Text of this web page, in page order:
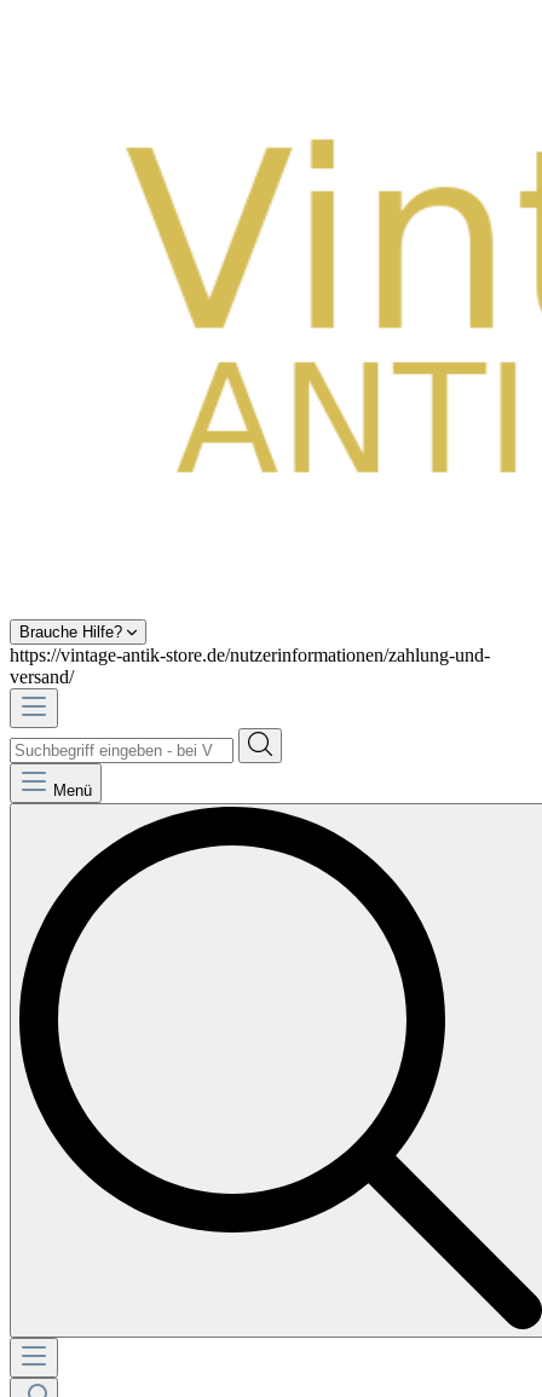
Brauche Hilfe?
https://vintage-antik-store.de/nutzerinformationen/zahlung-und-
versand/
Menü